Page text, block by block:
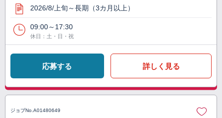
2026/8/上旬～長期（3カ月以上）
09:00～17:30
休日：土・日・祝
応募する 詳しく見る
ジョブNo. A01480649